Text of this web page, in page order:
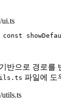
ui.ts
const
반으로 경로를
파일에 도
utils.ts